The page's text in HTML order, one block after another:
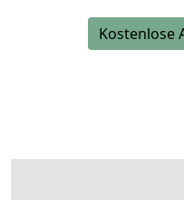
Kostenlose